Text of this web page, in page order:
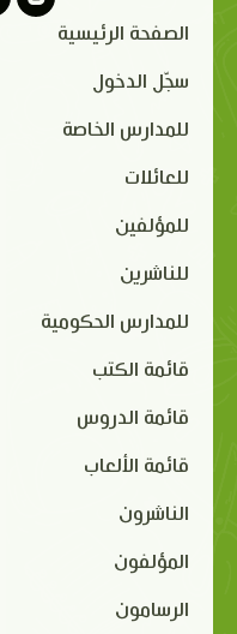
الصفحة الرئيسية
سجّل الدخول
للمدارس الخاصة
للعائلات
للمؤلفين
للناشرين
للمدارس الحكومية
قائمة الكتب
قائمة الدروس
قائمة الألعاب
الناشرون
المؤلفون
الرسامون